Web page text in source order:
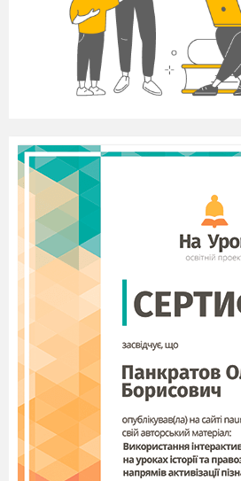
дошці).
Евристична бесіда
. Ставлю
запитання, учні виводять
ресурси» .
населення:
В Андрія вища технічна освіта
за спеціальністю.
Олена навчається в 10 класі
У грудні Даринці виповниться
Наталка – домогосподарка,
Трудові ресурси
– частина
володіє необхідними
здібностями,
знаннями для роботи в
трудових ресурсів України